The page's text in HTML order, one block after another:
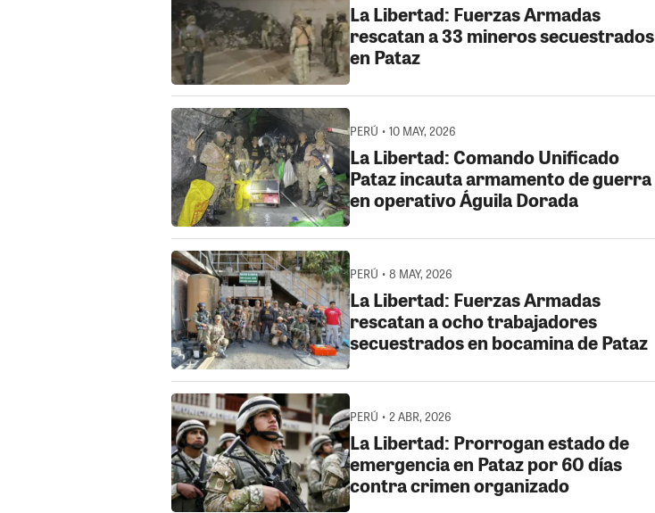
La Libertad: Fuerzas Armadas
rescatan a 33 mineros secuestrados
en Pataz
PERÚ • 10 MAY, 2026
La Libertad: Comando Unificado
Pataz incauta armamento de guerra
en operativo Águila Dorada
PERÚ • 8 MAY, 2026
La Libertad: Fuerzas Armadas
rescatan a ocho trabajadores
secuestrados en bocamina de Pataz
PERÚ • 2 ABR, 2026
La Libertad: Prorrogan estado de
emergencia en Pataz por 60 días
contra crimen organizado